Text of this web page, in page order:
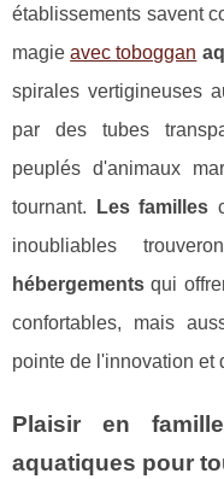
établissements savent
magieavec toboggan
spirales vertigineuses
par des tubes
peuplés d'animaux
tournant.
Les familles
inoubliables
hébergements qui
confortables, mais
pointe de l'innovation et
Plaisir en
aquatiques pour